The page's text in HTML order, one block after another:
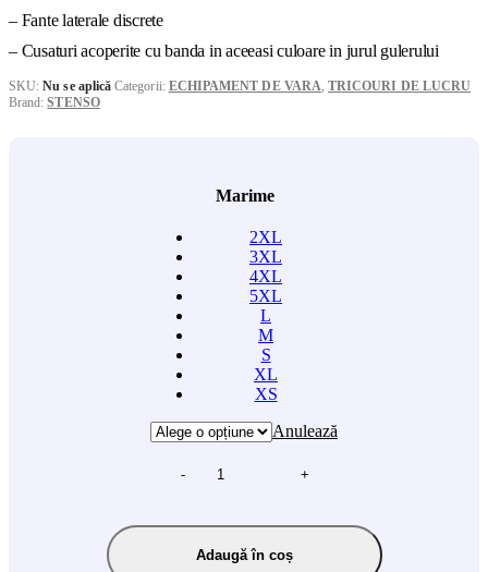
– Fante laterale discrete
– Cusaturi acoperite cu banda in aceeasi culoare in jurul gulerului
SKU:Nu se aplică Categorii: ECHIPAMENT DE VARA TRICOURI DE LUCRU
Brand:STENSO
Marime
2XL
3XL
4XL
5XL
L
M
S
XL
XS
Anulează
- +
Adaugă în coș